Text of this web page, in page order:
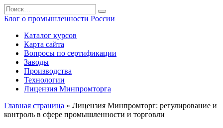
Перейти
к
содержанию
Search
for:
Блог о промышленности России
Каталог курсов
Карта сайта
Вопросы по сертификации
Заводы
Производства
Технологии
Лицензия Минпромторга
Главная страница » Лицензия Минпромторг: регулирование и
контроль в сфере промышленности и торговли